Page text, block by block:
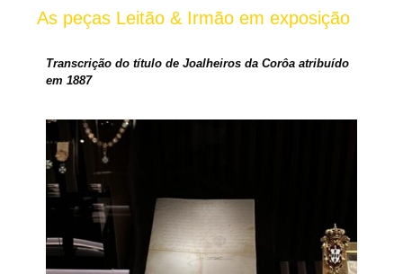
As peças Leitão & Irmão em exposição
Transcrição do título de Joalheiros da Corôa atribuído
em 1887